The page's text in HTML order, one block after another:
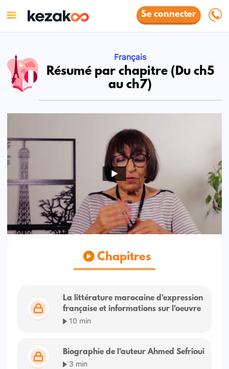
Se connecter
Français
Résumé par chapitre (Du ch5
au ch7)
Chapitres
La littérature marocaine d'expression
française et informations sur l'oeuvre
10 min
Biographie de l'auteur Ahmed Sefrioui
3 min